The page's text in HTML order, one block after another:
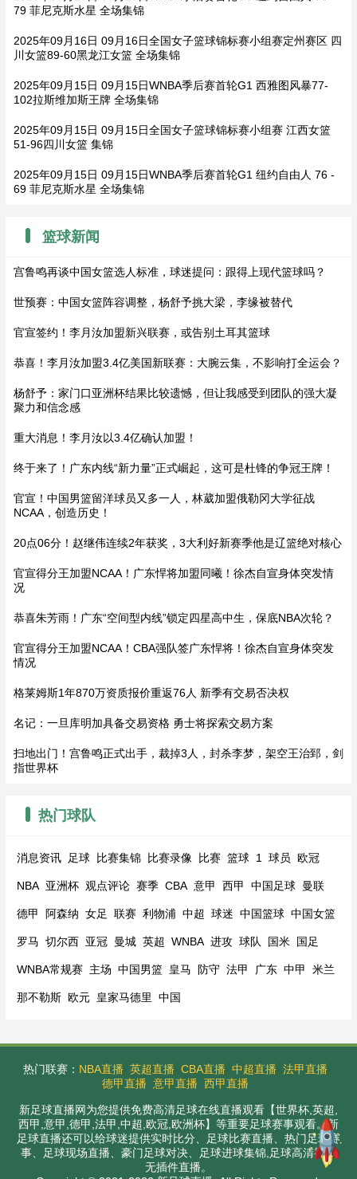
79 菲尼克斯水星 全场集锦
2025年09月16日 09月16日全国女子篮球锦标赛小组赛定州赛区 四
川女篮89-60黑龙江女篮 全场集锦
2025年09月15日 09月15日WNBA季后赛首轮G1 西雅图风暴77-
102拉斯维加斯王牌 全场集锦
2025年09月15日 09月15日全国女子篮球锦标赛小组赛 江西女篮
51-96四川女篮 集锦
2025年09月15日 09月15日WNBA季后赛首轮G1 纽约自由人 76 -
69 菲尼克斯水星 全场集锦
篮球新闻
宫鲁鸣再谈中国女篮选人标准，球迷提问：跟得上现代篮球吗？
世预赛：中国女篮阵容调整，杨舒予挑大梁，李缘被替代
官宣签约！李月汝加盟新兴联赛，或告别土耳其篮球
恭喜！李月汝加盟3.4亿美国新联赛：大腕云集，不影响打全运会？
杨舒予：家门口亚洲杯结果比较遗憾，但让我感受到团队的强大凝
聚力和信念感
重大消息！李月汝以3.4亿确认加盟！
终于来了！广东内线“新力量”正式崛起，这可是杜锋的争冠王牌！
官宣！中国男篮留洋球员又多一人，林葳加盟俄勒冈大学征战
NCAA，创造历史！
20点06分！赵继伟连续2年获奖，3大利好新赛季他是辽篮绝对核心
官宣得分王加盟NCAA！广东悍将加盟同曦！徐杰自宣身体突发情
况
恭喜朱芳雨！广东“空间型内线”锁定四星高中生，保底NBA次轮？
官宣得分王加盟NCAA！CBA强队签广东悍将！徐杰自宣身体突发
情况
格莱姆斯1年870万资质报价重返76人 新季有交易否决权
名记：一旦库明加具备交易资格 勇士将探索交易方案
扫地出门！宫鲁鸣正式出手，裁掉3人，封杀李梦，架空王治郅，剑
指世界杯
热门球队
消息资讯 足球 比赛集锦 比赛录像 比赛 篮球 1 球员 欧冠
NBA 亚洲杯 观点评论 赛季 CBA 意甲 西甲 中国足球 曼联
德甲 阿森纳 女足 联赛 利物浦 中超 球迷 中国篮球 中国女篮
罗马 切尔西 亚冠 曼城 英超 WNBA 进攻 球队 国米 国足
WNBA常规赛 主场 中国男篮 皇马 防守 法甲 广东 中甲 米兰
那不勒斯 欧元 皇家马德里 中国
热门联赛： NBA直播 英超直播 CBA直播 中超直播 法甲直播
德甲直播 意甲直播 西甲直播
新足球直播网为您提供免费高清足球在线直播观看【世界杯,英超,
西甲,意甲,德甲,法甲,中超,欧冠,欧洲杯】等重要足球赛事观看。新
足球直播还可以给球迷提供实时比分、足球比赛直播、热门足球赛
事、足球现场直播、豪门足球对决、足球进球集锦,足球高清视频
无插件直播。